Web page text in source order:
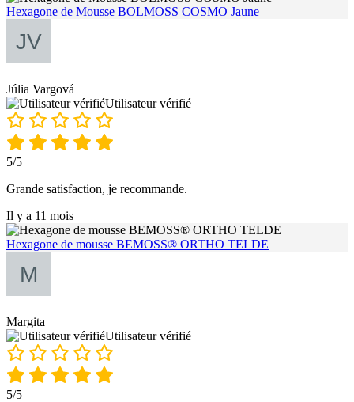
Hexagone de Mousse BOLMOSS COSMO Jaune
Júlia Vargová
Utilisateur vérifié
5/5
Grande satisfaction, je recommande.
Il y a 11 mois
Hexagone de mousse BEMOSS® ORTHO TELDE
Margita
Utilisateur vérifié
5/5